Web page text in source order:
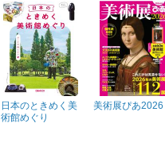
日本のときめく美
術館めぐり
美術展ぴあ2026